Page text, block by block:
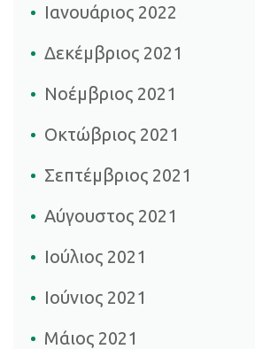
Ιανουάριος 2022
Δεκέμβριος 2021
Νοέμβριος 2021
Οκτώβριος 2021
Σεπτέμβριος 2021
Αύγουστος 2021
Ιούλιος 2021
Ιούνιος 2021
Μάιος 2021